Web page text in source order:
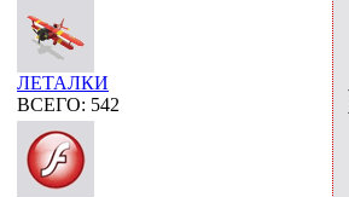
ЛЕТАЛКИ
ВСЕГО: 542